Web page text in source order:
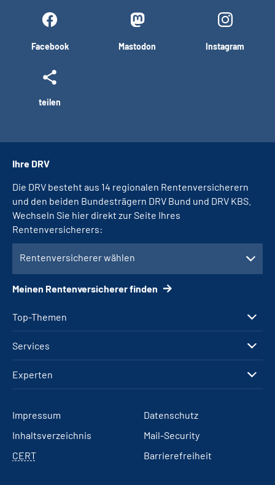
Facebook Mastodon Instagram
teilen
Top-Themen
Services
Experten
Ihre DRV
Die DRV besteht aus 14 regionalen Rentenversicherern
und den beiden Bundesträgern DRV Bund und DRV KBS.
Wechseln Sie hier direkt zur Seite Ihres
Rentenversicherers:
Rentenversicherer wählen
Meinen Rentenversicherer finden
Impressum
Datenschutz
Inhaltsverzeichnis
Mail-Security
CERT
Barrierefreiheit